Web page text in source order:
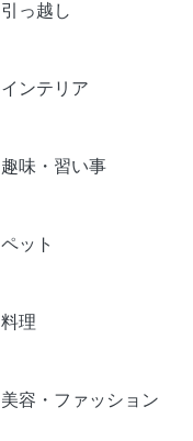
引っ越し
インテリア
趣味・習い事
ペット
料理
美容・ファッション